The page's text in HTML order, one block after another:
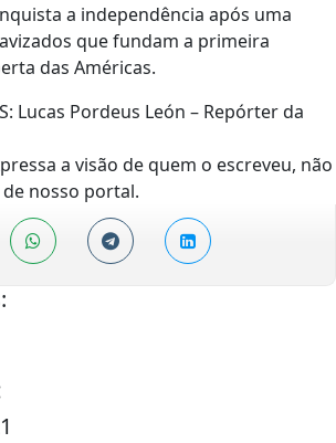
a independência após uma
que fundam a primeira
das Américas.
Lucas Pordeus León – Repórter da
a visão de quem o escreveu, não
nosso portal.